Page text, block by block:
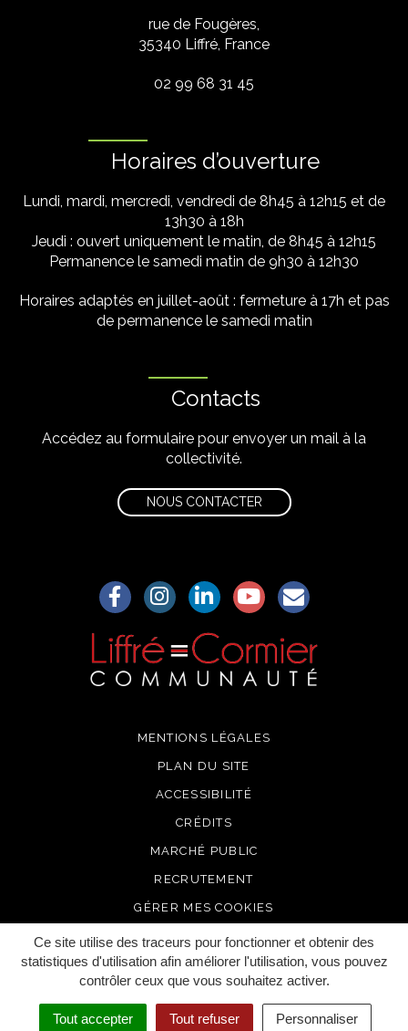
Ce site utilise des traceurs pour fonctionner et obtenir des
statistiques d'utilisation afin améliorer l'utilisation, vous pouvez
contrôler ceux que vous souhaitez activer.
Tout accepter Tout refuser Personnaliser
rue de Fougères,
35340 Liffré, France
02 99 68 31 45
Horaires d’ouverture
Lundi, mardi, mercredi, vendredi de 8h45 à 12h15 et de
13h30 à 18h
Jeudi : ouvert uniquement le matin, de 8h45 à 12h15
Permanence le samedi matin de 9h30 à 12h30
Horaires adaptés en juillet-août : fermeture à 17h et pas
de permanence le samedi matin
Contacts
Accédez au formulaire pour envoyer un mail à la
collectivité.
NOUS CONTACTER
Lien vers le compte Facebook
Lien vers le compte Instagram
Lien vers le compte Linkedin
Lien vers la chaîne
S'aWonner à
MENTIONS LÉGALES
PLAN DU SITE
ACCESSIBILITÉ
CRÉDITS
MARCHÉ PUBLIC
RECRUTEMENT
GÉRER MES COOKIES